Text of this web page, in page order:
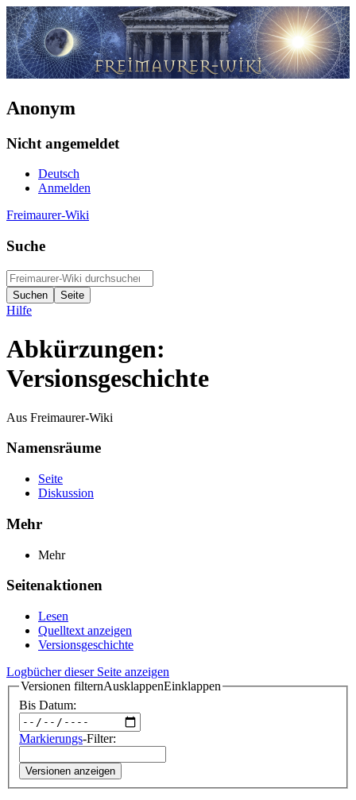
Anonym
Nicht angemeldet
Deutsch
Anmelden
Freimaurer-Wiki
Suche
Hilfe
Abkürzungen:
Versionsgeschichte
Aus Freimaurer-Wiki
Namensräume
Seite
Diskussion
Mehr
Mehr
Seitenaktionen
Lesen
Quelltext anzeigen
Versionsgeschichte
Logbücher dieser Seite anzeigen
Versionen filternAusklappenEinklappen
Bis Datum:
Markierungs-Filter:
Versionen anzeigen